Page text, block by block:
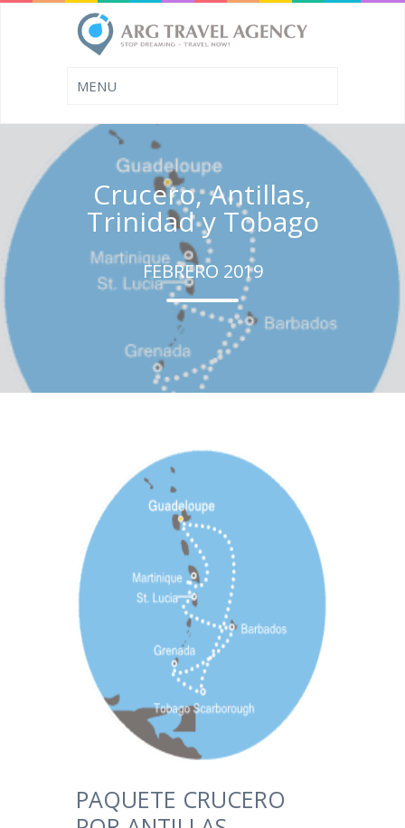
Crucero, Antillas,
Trinidad y Tobago
FEBRERO 2019
PAQUETE CRUCERO